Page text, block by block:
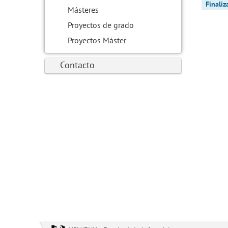
Másteres
Proyectos de grado
Proyectos Máster
Contacto